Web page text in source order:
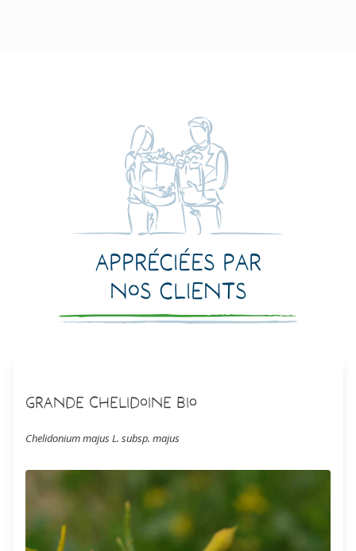
Appréciées par
nos clients
Grande Chelidoine Bio
Chelidonium majus L. subsp. majus